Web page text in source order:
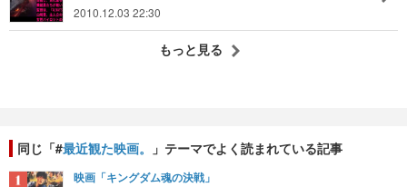
2010.12.03 22:30
もっと見る
同じ「#最近観た映画。 」テーマでよく読まれている記事
映画「キングダム魂の決戦」